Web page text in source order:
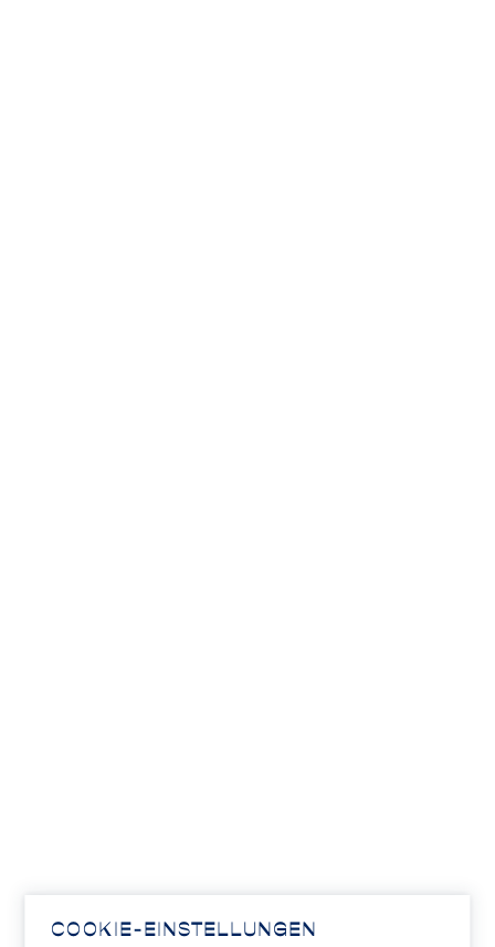
COOKIE-EINSTELLUNGEN